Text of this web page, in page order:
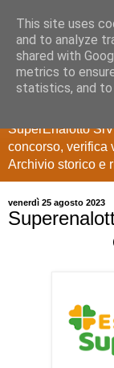
Ultime estrazioni
SuperEnalotto
concorso, verifica
Archivio storico e
venerdì 25 agosto 2023
This site uses
and to analyze
shared with
metrics to
statistics, and to